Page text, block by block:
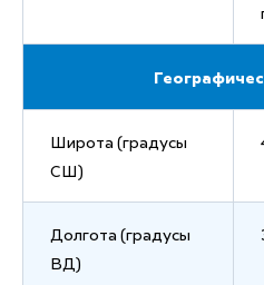
Широта (градусы
СШ)
Долгота (градусы
ВД)